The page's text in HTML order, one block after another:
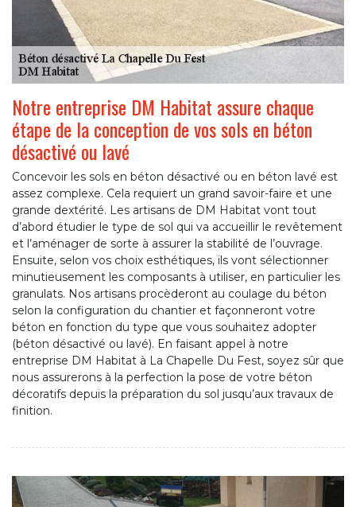
Notre entreprise DM Habitat assure chaque
étape de la conception de vos sols en béton
désactivé ou lavé
Concevoir les sols en béton désactivé ou en béton lavé est
assez complexe. Cela requiert un grand savoir-faire et une
grande dextérité. Les artisans de DM Habitat vont tout
d’abord étudier le type de sol qui va accueillir le revêtement
et l’aménager de sorte à assurer la stabilité de l’ouvrage.
Ensuite, selon vos choix esthétiques, ils vont sélectionner
minutieusement les composants à utiliser, en particulier les
granulats. Nos artisans procèderont au coulage du béton
selon la configuration du chantier et façonneront votre
béton en fonction du type que vous souhaitez adopter
(béton désactivé ou lavé). En faisant appel à notre
entreprise DM Habitat à La Chapelle Du Fest, soyez sûr que
nous assurerons à la perfection la pose de votre béton
décoratifs depuis la préparation du sol jusqu’aux travaux de
finition.